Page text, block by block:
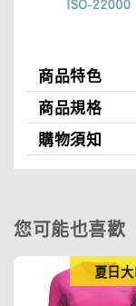
商品特色
商品規格
購物須知
您可能也喜歡
夏日